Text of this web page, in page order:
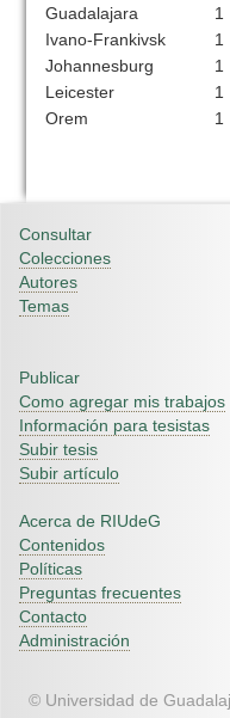
Guadalajara
1
Ivano-Frankivsk
1
Johannesburg
1
Leicester
1
Orem
1
Consultar
Colecciones
Autores
Temas
Publicar
Como agregar mis trabajos
Información para tesistas
Subir tesis
Subir artículo
Acerca de RIUdeG
Contenidos
Políticas
Preguntas frecuentes
Contacto
Administración
© Universidad de